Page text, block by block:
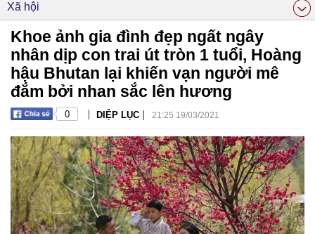
Xã hội
Khoe ảnh gia đình đẹp ngất ngây
nhân dịp con trai út tròn 1 tuổi, Hoàng
hậu Bhutan lại khiến vạn người mê
đắm bởi nhan sắc lên hương
0 | DIỆP LỤC | 21:25 19/03/2021